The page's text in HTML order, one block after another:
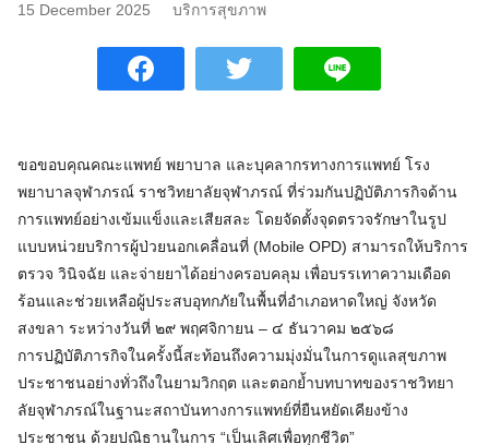
15 December 2025 บริการสุขภาพ
ขอขอบคุณคณะแพทย์ พยาบาล และบุคลากรทางการแพทย์ โรง
พยาบาลจุฬาภรณ์ ราชวิทยาลัยจุฬาภรณ์ ที่ร่วมกันปฏิบัติภารกิจด้าน
การแพทย์อย่างเข้มแข็งและเสียสละ โดยจัดตั้งจุดตรวจรักษาในรูป
แบบหน่วยบริการผู้ป่วยนอกเคลื่อนที่ (Mobile OPD) สามารถให้บริการ
ตรวจ วินิจฉัย และจ่ายยาได้อย่างครอบคลุม เพื่อบรรเทาความเดือด
ร้อนและช่วยเหลือผู้ประสบอุทกภัยในพื้นที่อำเภอหาดใหญ่ จังหวัด
สงขลา ระหว่างวันที่ ๒๙ พฤศจิกายน – ๔ ธันวาคม ๒๕๖๘
การปฏิบัติภารกิจในครั้งนี้สะท้อนถึงความมุ่งมั่นในการดูแลสุขภาพ
ประชาชนอย่างทั่วถึงในยามวิกฤต และตอกย้ำบทบาทของราชวิทยา
ลัยจุฬาภรณ์ในฐานะสถาบันทางการแพทย์ที่ยืนหยัดเคียงข้าง
ประชาชน ด้วยปณิธานในการ “เป็นเลิศเพื่อทุกชีวิต”